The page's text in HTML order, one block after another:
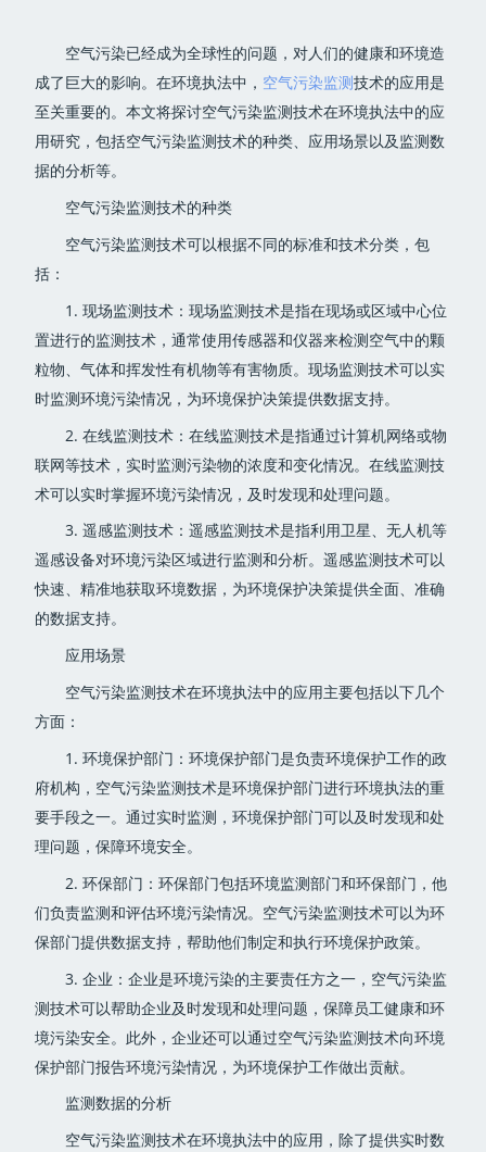
空气污染已经成为全球性的问题，对人们的健康和环境造
成了巨大的影响。在环境执法中， 空气污染监测技术的应用是
至关重要的。本文将探讨空气污染监测技术在环境执法中的应
用研究，包括空气污染监测技术的种类、应用场景以及监测数
据的分析等。
空气污染监测技术的种类
空气污染监测技术可以根据不同的标准和技术分类，包
括：
1. 现场监测技术：现场监测技术是指在现场或区域中心位
置进行的监测技术，通常使用传感器和仪器来检测空气中的颗
粒物、气体和挥发性有机物等有害物质。现场监测技术可以实
时监测环境污染情况，为环境保护决策提供数据支持。
2. 在线监测技术：在线监测技术是指通过计算机网络或物
联网等技术，实时监测污染物的浓度和变化情况。在线监测技
术可以实时掌握环境污染情况，及时发现和处理问题。
3. 遥感监测技术：遥感监测技术是指利用卫星、无人机等
遥感设备对环境污染区域进行监测和分析。遥感监测技术可以
快速、精准地获取环境数据，为环境保护决策提供全面、准确
的数据支持。
应用场景
空气污染监测技术在环境执法中的应用主要包括以下几个
方面：
1. 环境保护部门：环境保护部门是负责环境保护工作的政
府机构，空气污染监测技术是环境保护部门进行环境执法的重
要手段之一。通过实时监测，环境保护部门可以及时发现和处
理问题，保障环境安全。
2. 环保部门：环保部门包括环境监测部门和环保部门，他
们负责监测和评估环境污染情况。空气污染监测技术可以为环
保部门提供数据支持，帮助他们制定和执行环境保护政策。
3. 企业：企业是环境污染的主要责任方之一，空气污染监
测技术可以帮助企业及时发现和处理问题，保障员工健康和环
境污染安全。此外，企业还可以通过空气污染监测技术向环境
保护部门报告环境污染情况，为环境保护工作做出贡献。
监测数据的分析
空气污染监测技术在环境执法中的应用，除了提供实时数